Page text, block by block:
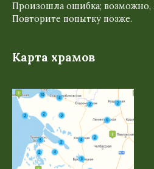
Произошла ошибка; возможно,
Повторите попытку позже.
Карта храмов